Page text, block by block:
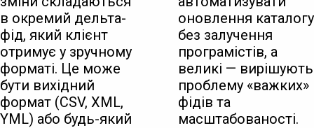
в окремий дельта-
фід, який клієнт
отримує у зручному
форматі. Це може
бути вихідний
формат (CSV, XML,
YML) або будь-який
оновлення каталогу
без залучення
програмістів, а
великі — вирішують
проблему «важких»
фідів та
масштабованості.